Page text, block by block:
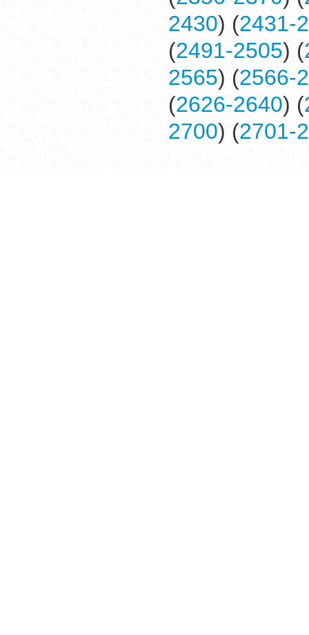
2430) (2431-
(2491-2505) (
2565) (2566-
(2626-2640) (
2700) (2701-